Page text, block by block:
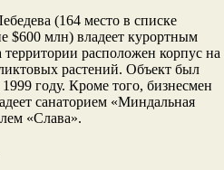
(164 место в списке
$600 млн) владеет курортным
расположен корпус на
растений. Объект был
году. Кроме того, бизнесмен
санаторием «Миндальная
«Слава».